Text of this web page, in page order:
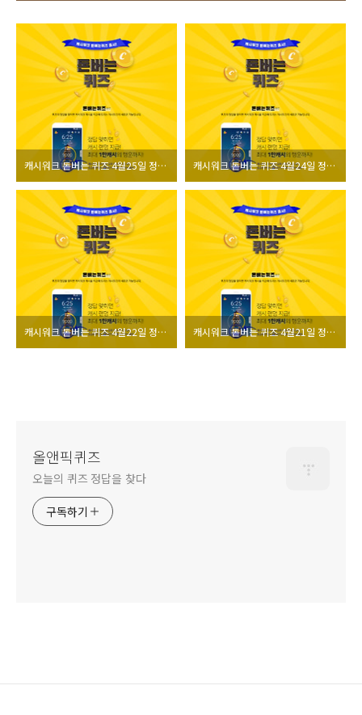
캐시워크 돈버는 퀴즈 4월25일 정답 모음 캐시워크 돈버는 퀴즈 4월24일 정답 모음
캐시워크 돈버는 퀴즈 4월22일 정답 모음 캐시워크 돈버는 퀴즈 4월21일 정답 모음
올앤픽퀴즈
오늘의 퀴즈 정답을 찾다
구독하기